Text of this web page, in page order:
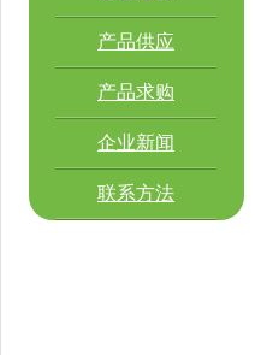
产品供应
产品求购
企业新闻
联系方法